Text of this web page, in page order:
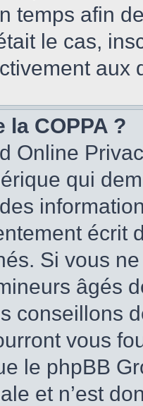
temps afin
le cas,
aux
la COPPA ?
Online
qui
écrit
Si vous
âgés
conseillons
vous
le phpBB
et n’est